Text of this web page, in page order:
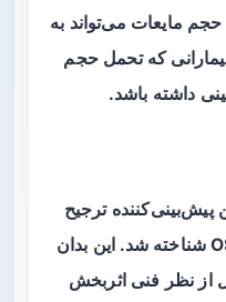
مایعات می‌تواند به
که تحمل حجم
داشته باشد.
ترجیح
بیمار برای استفاده مجدد از OSS شناخته شد. این بدان
از نظر فنی اثربخش